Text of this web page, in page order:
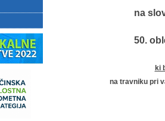
na
50.
ki
na travniku pri